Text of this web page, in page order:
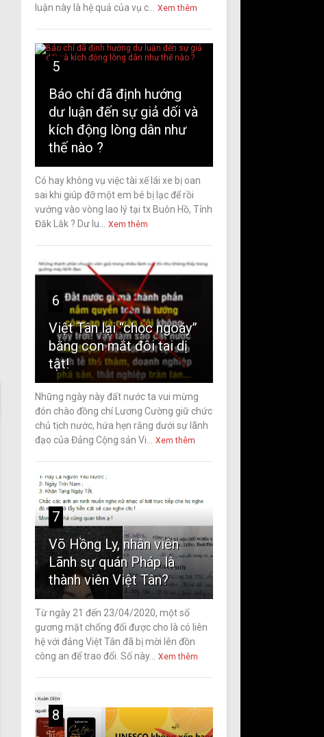
luận này là hệ quả của vụ c...
Xem thêm
5
Báo chí đã định hướng
dư luận đến sự giả dối và
kích động lòng dân như
thế nào ?
Có hay không vụ việc tài xế lái xe bị oan
sai khi giúp đỡ một em bé bị lạc để rồi
vướng vào vòng lao lý tại tx Buôn Hồ, Tỉnh
Đăk Lăk ? Dư lu...
Xem thêm
6
Việt Tân lại “chọc ngoáy”
bằng con mắt đôi tai dị
tật!
Những ngày này đất nước ta vui mừng
đón chào đồng chí Lương Cường giữ chức
chủ tịch nước, hứa hẹn rằng dưới sự lãnh
đạo của Đảng Cộng sản Vi...
Xem thêm
7
Võ Hồng Ly, nhân viên
Lãnh sự quán Pháp là
thành viên Việt Tân?
Từ ngày 21 đến 23/04/2020, một số
gương mặt chống đối được cho là có liên
hệ với đảng Việt Tân đã bị mời lên đồn
công an để trao đổi. Số này...
Xem thêm
8